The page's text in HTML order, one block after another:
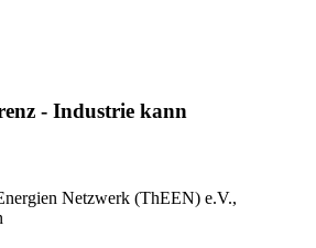
- Industrie kann
Netzwerk (ThEEN) e.V.,